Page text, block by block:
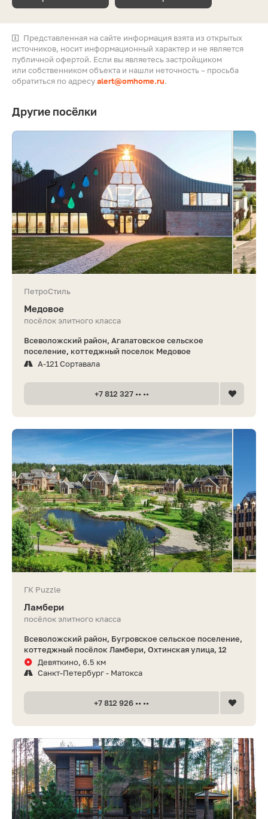
Представленная на сайте информация взята из открытых
источников, носит информационный характер и не является
публичной офертой. Если вы являетесь застройщиком
или собственником объекта и нашли неточность – просьба
обратиться по адресуalert@omhome.ru.
Другие посёлки
ПетроСтиль
Медовое
посёлок элитного класса
Всеволожский район, Агалатовское сельское
поселение, коттеджный поселок Медовое
А-121 Сортавала
+7 812 327 •• ••
ГК Puzzle
Ламбери
посёлок элитного класса
Всеволожский район, Бугровское сельское поселение,
коттеджный посёлок Ламбери, Охтинская улица, 12
Девяткино, 6.5 км
Санкт-Петербург - Матокса
+7 812 926 •• ••